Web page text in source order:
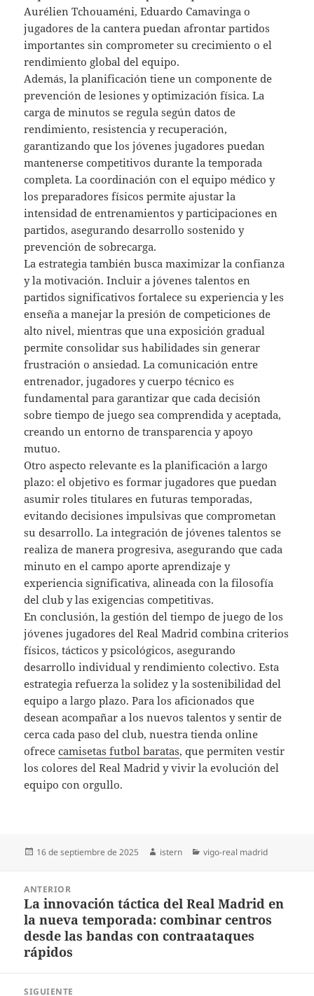
Aurélien Tchouaméni, Eduardo Camavinga o
jugadores de la cantera puedan afrontar partidos
importantes sin comprometer su crecimiento o el
rendimiento global del equipo.
Además, la planificación tiene un componente de
prevención de lesiones y optimización física. La
carga de minutos se regula según datos de
rendimiento, resistencia y recuperación,
garantizando que los jóvenes jugadores puedan
mantenerse competitivos durante la temporada
completa. La coordinación con el equipo médico y
los preparadores físicos permite ajustar la
intensidad de entrenamientos y participaciones en
partidos, asegurando desarrollo sostenido y
prevención de sobrecarga.
La estrategia también busca maximizar la confianza
y la motivación. Incluir a jóvenes talentos en
partidos significativos fortalece su experiencia y les
enseña a manejar la presión de competiciones de
alto nivel, mientras que una exposición gradual
permite consolidar sus habilidades sin generar
frustración o ansiedad. La comunicación entre
entrenador, jugadores y cuerpo técnico es
fundamental para garantizar que cada decisión
sobre tiempo de juego sea comprendida y aceptada,
creando un entorno de transparencia y apoyo
mutuo.
Otro aspecto relevante es la planificación a largo
plazo: el objetivo es formar jugadores que puedan
asumir roles titulares en futuras temporadas,
evitando decisiones impulsivas que comprometan
su desarrollo. La integración de jóvenes talentos se
realiza de manera progresiva, asegurando que cada
minuto en el campo aporte aprendizaje y
experiencia significativa, alineada con la filosofía
del club y las exigencias competitivas.
En conclusión, la gestión del tiempo de juego de los
jóvenes jugadores del Real Madrid combina criterios
físicos, tácticos y psicológicos, asegurando
desarrollo individual y rendimiento colectivo. Esta
estrategia refuerza la solidez y la sostenibilidad del
equipo a largo plazo. Para los aficionados que
desean acompañar a los nuevos talentos y sentir de
cerca cada paso del club, nuestra tienda online
ofrececamisetas futbol baratas, que permiten vestir
los colores del Real Madrid y vivir la evolución del
equipo con orgullo.
Publicado
16 de septiembre de 2025 Autor
istern Categorías
vigo-real madrid
entradas
ANTERIOR
Entrada
anterior:
La innovación táctica del Real Madrid en
la nueva temporada: combinar centros
desde las bandas con contraataques
rápidos
SIGUIENTE